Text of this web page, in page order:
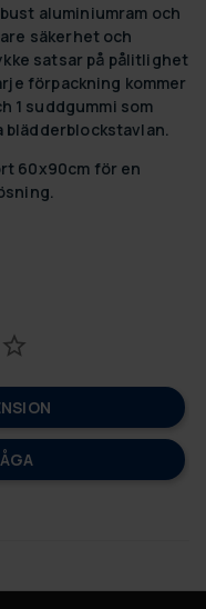
aluminiumram och
säkerhet och
satsar på pålitlighet
förpackning kommer
1 suddgummi som
blädderblockstavlan.
60x90cm för en